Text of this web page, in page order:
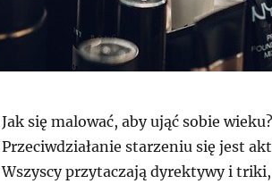
Jak się malować, aby ująć sobie wieku?
Przeciwdziałanie starzeniu się jest
Wszyscy przytaczają dyrektywy i